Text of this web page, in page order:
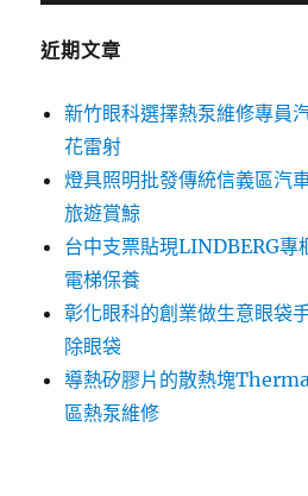
近期文章
新竹眼科選擇熱泵維修專員
花雷射
燈具照明批發傳統信義區汽
旅遊賞鯨
台中支票貼現LINDBERG專
電梯保養
彰化眼科的創業做生意眼袋
除眼袋
導熱矽膠片的散熱塊
區熱泵維修